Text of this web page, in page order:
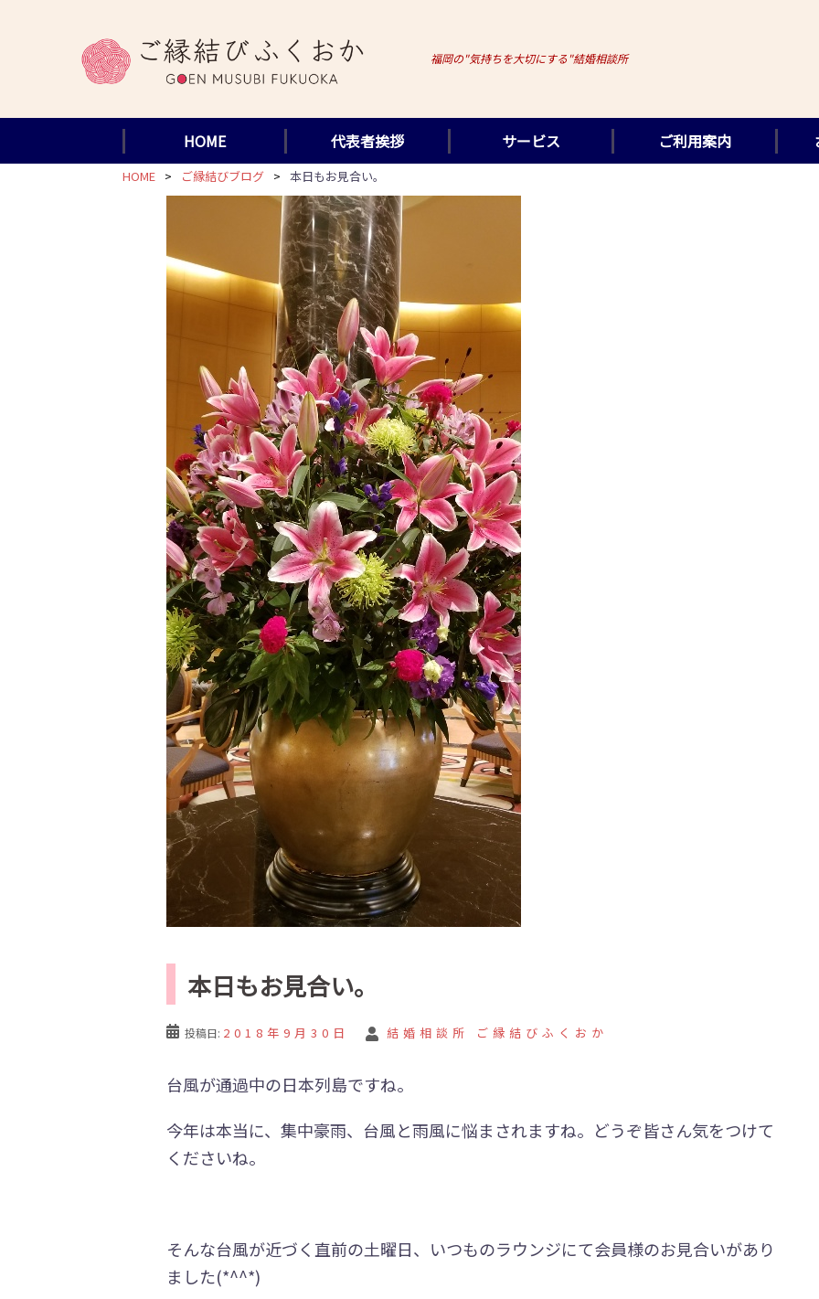
ツ
福岡の"気持ちを大切にする"結婚相談所
HOME 代表者挨拶 サービス ご利用案内
HOME ご縁結びブログ 本日もお見合い。
本日もお見合い。
投稿日: 2018年9月30日 結婚相談所 ご縁結びふくおか
台風が通過中の日本列島ですね。
今年は本当に、集中豪雨、台風と雨風に悩まされますね。どうぞ皆さん気をつけて
くださいね。
そんな台風が近づく直前の土曜日、いつものラウンジにて会員様のお見合いがあり
ました(*^^*)